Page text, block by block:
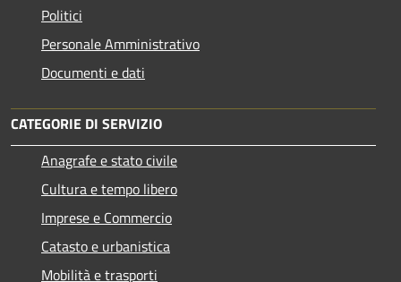
Politici
Personale Amministrativo
Documenti e dati
CATEGORIE DI SERVIZIO
Anagrafe e stato civile
Cultura e tempo libero
Imprese e Commercio
Catasto e urbanistica
Mobilità e trasporti